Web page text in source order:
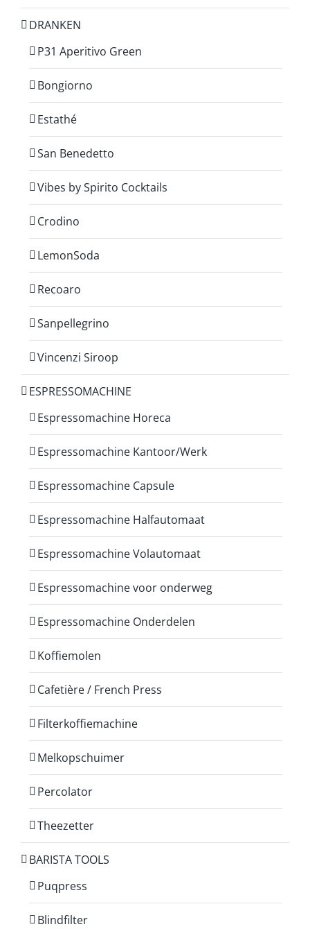
DRANKEN
P31 Aperitivo Green
Bongiorno
Estathé
San Benedetto
Vibes by Spirito Cocktails
Crodino
LemonSoda
Recoaro
Sanpellegrino
Vincenzi Siroop
ESPRESSOMACHINE
Espressomachine Horeca
Espressomachine Kantoor/Werk
Espressomachine Capsule
Espressomachine Halfautomaat
Espressomachine Volautomaat
Espressomachine voor onderweg
Espressomachine Onderdelen
Koffiemolen
Cafetière / French Press
Filterkoffiemachine
Melkopschuimer
Percolator
Theezetter
BARISTA TOOLS
Puqpress
Blindfilter